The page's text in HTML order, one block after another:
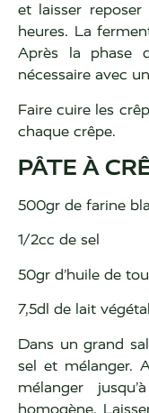
et laisser
heures. La
Après la phase
nécessaire avec
Faire cuire les
chaque crêpe.
PÂTE À
500gr de farine
1/2cc de sel
50gr d’huile de
7,5dl de lait végétal
Dans un grand
sel et mélanger.
mélanger
homogène.